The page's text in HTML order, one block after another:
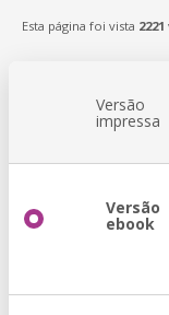
Esta página foi vista 2221
Versão
impressa
Versão
ebook